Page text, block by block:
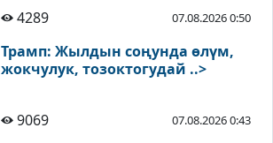
4289 07.08.2026 0:50
Трамп: Жылдын соңунда өлүм,
жокчулук, тозоктогудай ..>
9069 07.08.2026 0:43